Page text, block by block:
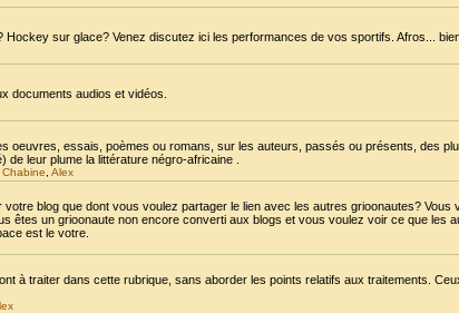
Hockey sur glace? Venez discutez ici les performances de vos sportifs. Afros...
documents audios et vidéos.
oeuvres, essais, poèmes ou romans, sur les auteurs, passés ou présents, des
de leur plume la littérature négro-africaine .
Chabine Alex
blog que dont vous voulez partager le lien avec les autres grioonautes? Vous
êtes un grioonaute non encore converti aux blogs et vous voulez voir ce que les
est le votre.
à traiter dans cette rubrique, sans aborder les points relatifs aux traitements.